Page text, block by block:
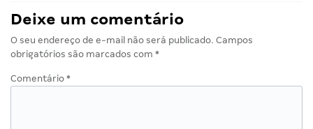
Deixe um comentário
O seu endereço de e-mail não será publicado. Campos
obrigatórios são marcados com *
Comentário *